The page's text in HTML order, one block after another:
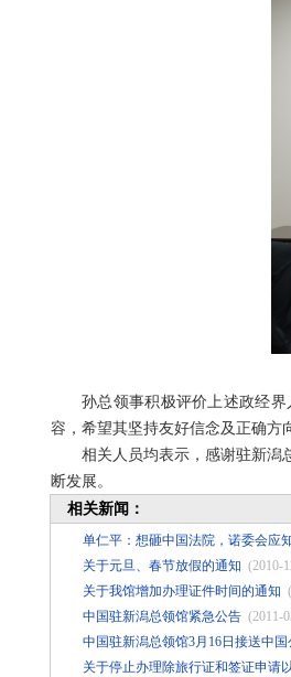
孙总领事积极评价上述政经界
容，希望其坚持友好信念及正确方
相关人员均表示，感谢驻新潟总
断发展。
相关新闻：
单仁平：想砸中国法院，诺委会应
关于元旦、春节放假的通知 (2010-
关于我馆增加办理证件时间的通知
中国驻新潟总领馆紧急公告 (2011-
中国驻新潟总领馆3月16日接送中
关于停止办理除旅行证和签证申请